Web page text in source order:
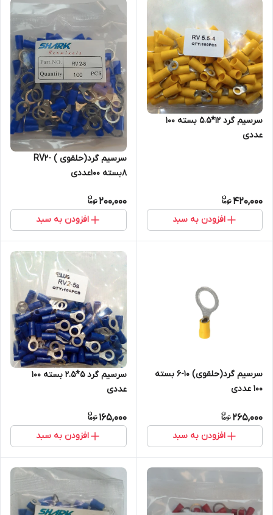
سرسیم گرد 12*5.5 بسته 100
عددی
420,000
افزودن به سبد
سرسیم گرد(حلقوی ) RV2-
8بسته 100عددی
200,000
افزودن به سبد
سرسیم گرد(حلقوی) 10-6 بسته
100 عددی
265,000
افزودن به سبد
سرسیم گرد 5*2.5 بسته 100
عددی
165,000
افزودن به سبد